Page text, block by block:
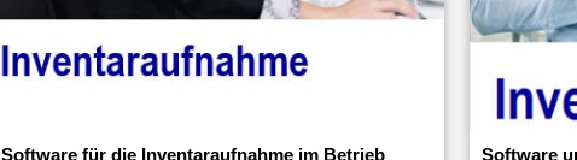
Software für die Inventaraufnahme im Betrieb
Software